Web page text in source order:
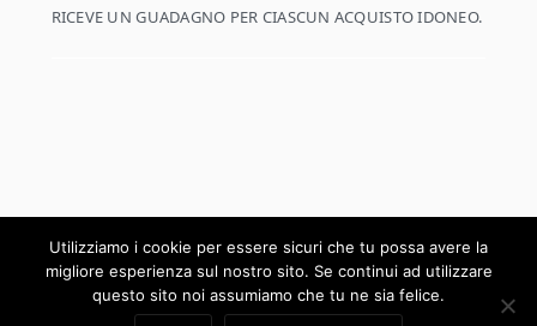
RICEVE UN GUADAGNO PER CIASCUN ACQUISTO IDONEO.
COPYRIGHT © 2026 ·COOKD PRO THEMESUGENESIS FRAMEWORK
WORDPRESS· LOG IN
Utilizziamo i cookie per essere sicuri che tu possa avere la
migliore esperienza sul nostro sito. Se continui ad utilizzare
questo sito noi assumiamo che tu ne sia felice.